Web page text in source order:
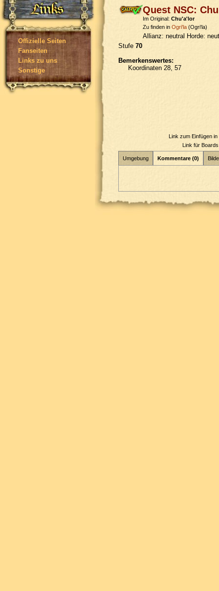
Offizielle Seiten
Fanseiten
Links zu uns
Sonstige
Quest NSC:
Im Original: Chu'a'lor
Zu finden in Ogri'la (Ogri'la)
Allianz: neutral Horde:
Stufe 70
Bemerkenswertes:
Koordinaten 28, 57
Link zum Einfügen
Link für
Umgebung Kommentare (0)